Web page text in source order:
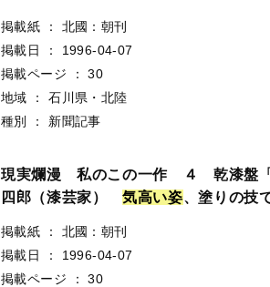
掲載紙 ：
北國：朝刊
掲載日
：
1996-04-07
掲載ページ
：
30
地域
：
石川県・北陸
種別
： 新聞記事
現実爛漫 私のこの一作 ４ 乾漆盤
四郎（漆芸家）気高い姿、塗りの技
掲載紙 ：
北國：朝刊
掲載日
：
1996-04-07
掲載ページ
：
30